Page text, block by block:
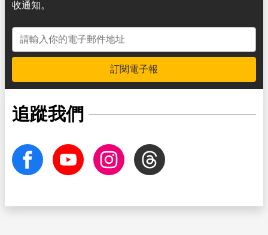
收通知。
電子郵件地址
訂閱電子報
追蹤我們
facebook Youtube InstagramThreads